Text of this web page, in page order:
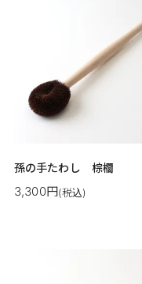
孫の手たわし 棕櫚
3,300円(税込)